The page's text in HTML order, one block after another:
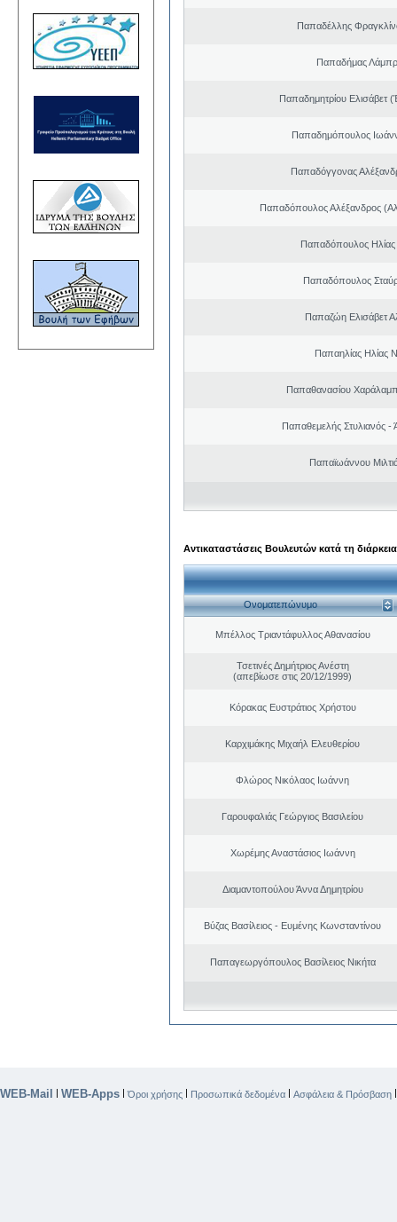
Παπαδέλλης
Παπαδήμας
Παπαδημητρίου Ελισάβετ
Παπαδημόπουλος
Παπαδόγγονας
Παπαδόπουλος Αλέξανδρος
Παπαδόπουλος Ηλίας
Παπαδόπουλος
Παπαζώη Ελισάβετ
Παπαηλίας Ηλίας
Παπαθανασίου
Παπαθεμελής Στυλιανός -
Παπαϊωάννου
Αντικαταστάσεις Βουλευτών κατά τη
Ονοματεπώνυμο
Μπέλλος Τριαντάφυλλος Αθανασίου
Τσετινές Δημήτριος Ανέστη
(απεβίωσε στις 20/12/1999)
Κόρακας Ευστράτιος Χρήστου
Καρχιμάκης Μιχαήλ Ελευθερίου
Φλώρος Νικόλαος Ιωάννη
Γαρουφαλιάς Γεώργιος Βασιλείου
Χωρέμης Αναστάσιος Ιωάννη
Διαμαντοπούλου Άννα Δημητρίου
Βύζας Βασίλειος - Ευμένης Κωνσταντίνου
Παπαγεωργόπουλος Βασίλειος Νικήτα
WEB-Mail | WEB-Apps |Όροι χρήσης | Προσωπικά δεδομένα | Ασφάλεια & Πρόσβαση